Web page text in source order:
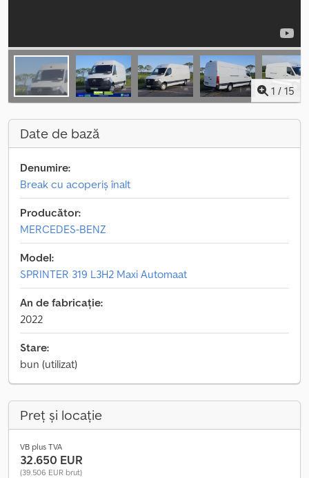
1 / 15
Date de bază
Denumire:
Break cu acoperiș înalt
Producător:
MERCEDES-BENZ
Model:
SPRINTER 319 L3H2 Maxi Automaat
An de fabricație:
2022
Stare:
bun (utilizat)
Preț și locație
VB plus TVA
32.650 EUR
(39.506 EUR brut)